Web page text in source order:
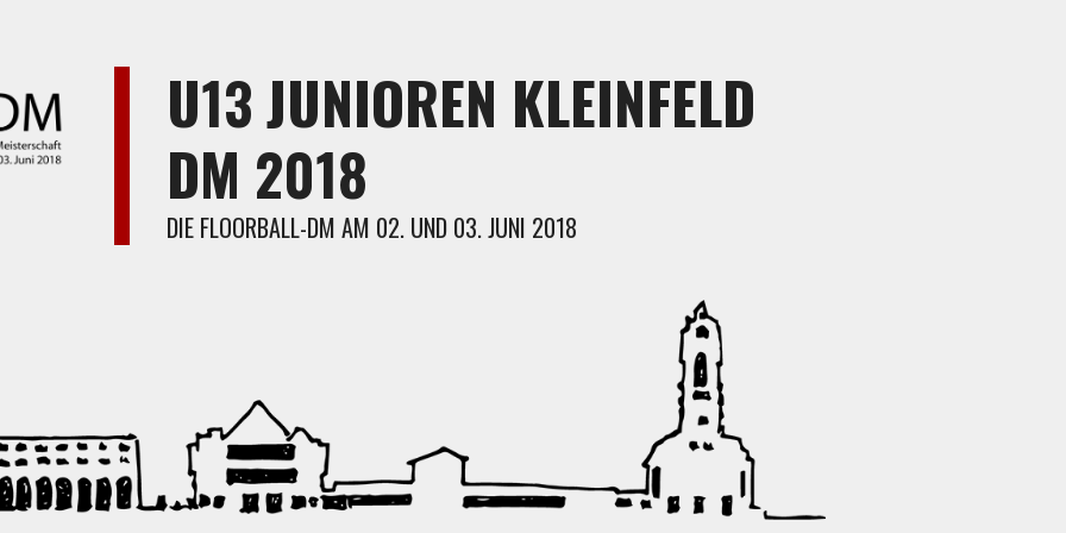
U13 JUNIOREN KLEINFELD
DM 2018
DIE FLOORBALL-DM AM 02. UND 03. JUNI 2018